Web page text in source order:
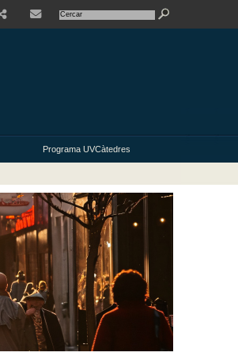
Programa UVCàtedres